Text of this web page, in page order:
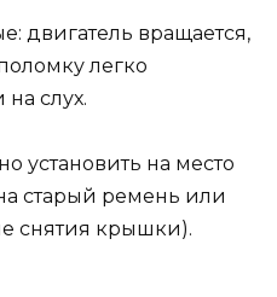
двигатель вращается,
легко
на слух.
установить на место
старый ремень или
снятия крышки).